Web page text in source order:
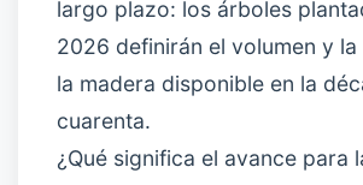
largo plazo: los árboles
2026 definirán el volumen y
la madera disponible en la
cuarenta.
¿Qué significa el avance para